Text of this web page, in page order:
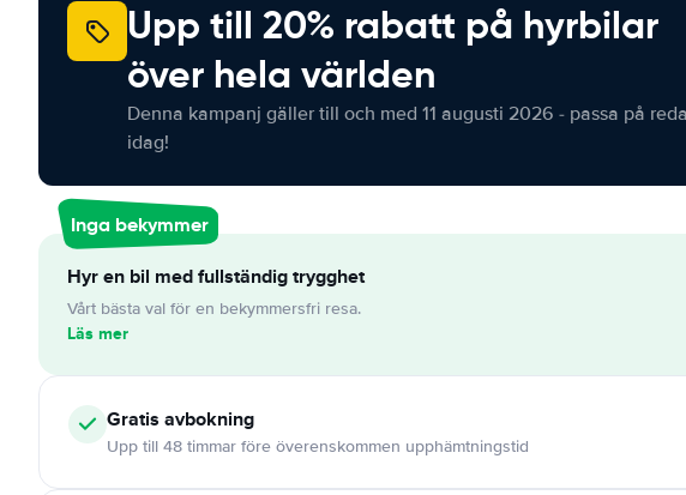
Upp till 20% rabatt på hyrbilar
över hela världen
Denna kampanj gäller till och med 11 augusti 2026 - passa på
idag!
Inga bekymmer
Hyr en bil med fullständig trygghet
Vårt bästa val för en bekymmersfri resa.
Läs mer
Gratis avbokning
Upp till 48 timmar före överenskommen upphämtningstid